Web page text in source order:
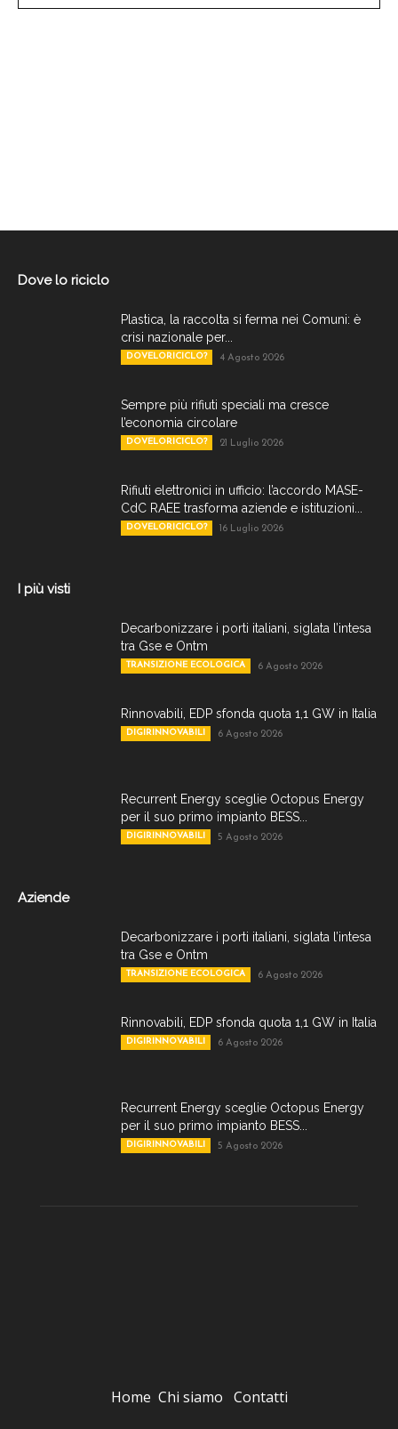
Dove lo riciclo
Plastica, la raccolta si ferma nei Comuni: è
crisi nazionale per...
DOVELORICICLO? 4 Agosto 2026
Sempre più rifiuti speciali ma cresce
l’economia circolare
DOVELORICICLO? 21 Luglio 2026
Rifiuti elettronici in ufficio: l’accordo MASE-
CdC RAEE trasforma aziende e istituzioni...
DOVELORICICLO? 16 Luglio 2026
I più visti
Decarbonizzare i porti italiani, siglata l’intesa
tra Gse e Ontm
TRANSIZIONE ECOLOGICA 6 Agosto 2026
Rinnovabili, EDP sfonda quota 1,1 GW in Italia
DIGIRINNOVABILI 6 Agosto 2026
Recurrent Energy sceglie Octopus Energy
per il suo primo impianto BESS...
DIGIRINNOVABILI 5 Agosto 2026
Aziende
Decarbonizzare i porti italiani, siglata l’intesa
tra Gse e Ontm
TRANSIZIONE ECOLOGICA 6 Agosto 2026
Rinnovabili, EDP sfonda quota 1,1 GW in Italia
DIGIRINNOVABILI 6 Agosto 2026
Recurrent Energy sceglie Octopus Energy
per il suo primo impianto BESS...
DIGIRINNOVABILI 5 Agosto 2026
Home Chi siamo Contatti